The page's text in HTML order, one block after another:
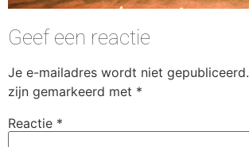
Geef een reactie
Je e-mailadres wordt niet gepubliceerd.
zijn gemarkeerd met *
Reactie *